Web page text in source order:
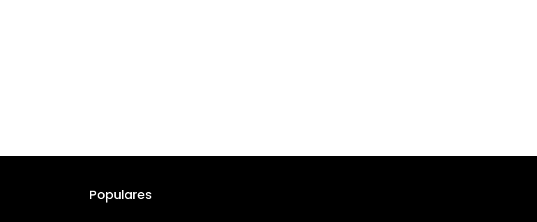
Populares